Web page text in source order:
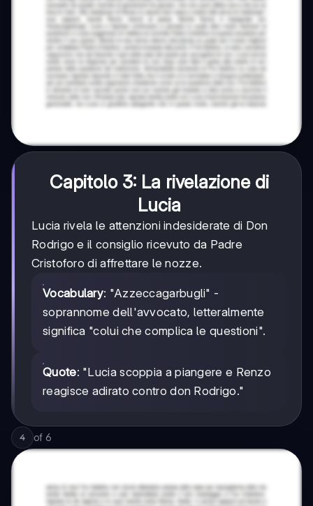
Capitolo 3: La rivelazione di
Lucia
Lucia rivela le attenzioni indesiderate di Don
Rodrigo e il consiglio ricevuto da Padre
Cristoforo di affrettare le nozze.
Vocabulary: "Azzeccagarbugli" -
soprannome dell'avvocato, letteralmente
significa "colui che complica le questioni".
Quote: "Lucia scoppia a piangere e Renzo
reagisce adirato contro don Rodrigo."
4 of 6